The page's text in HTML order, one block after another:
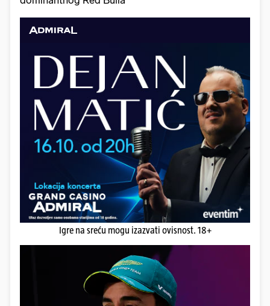
Igre na sreću mogu izazvati ovisnost. 18+